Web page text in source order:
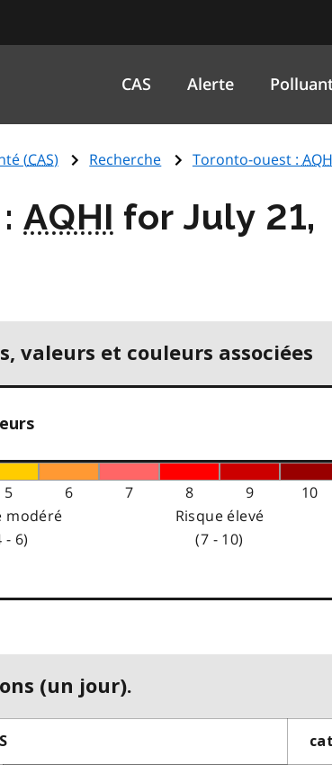
CAS Alerte
(CAS) Recherche Toronto-ouest :
:AQHI for July 21,
valeurs et couleurs associées
5 6 7 8 9 10
modéré
- 6)
Risque élevé
(7 - 10)
(un jour).